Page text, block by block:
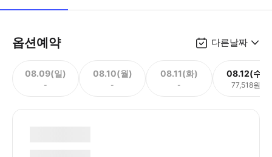
옵션예약 다른날짜
08.09(일)
-
08.10(월)
-
08.11(화)
-
08.12(수)
77,518원